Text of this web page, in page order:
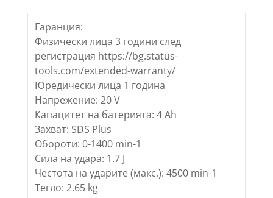
Гаранция:
Физически лица 3 години след
регистрация https://bg.status-
tools.com/extended-warranty/
Юредически лица 1 година
Напрежение: 20 V
Капацитет на батерията: 4 Ah
Захват: SDS Plus
Обороти: 0-1400 min-1
Сила на удара: 1.7 J
Честота на ударите (макс.): 4500 min-1
Тегло: 2.65 kg